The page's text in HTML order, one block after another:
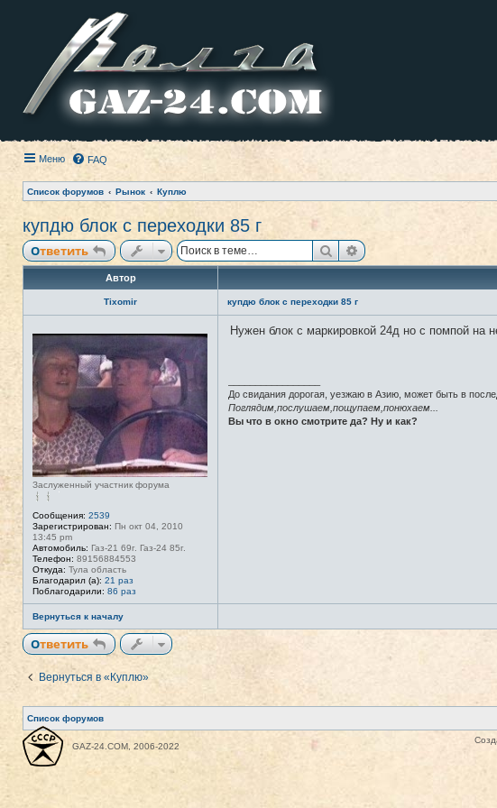
Меню FAQ
Список форумов Рынок Куплю
купдю блок с переходки 85 г
Ответить ПоискРасширенный поиск
Автор
Tixomir
Н
в
с
е
т
и
Заслуженный участник форума
Сообщения: 2539
Зарегистрирован: Пн окт 04, 2010
13:45 pm
Автомобиль: Газ-21 69г. Газ-24 85г.
Телефон: 89156884553
Откуда: Тула область
Благодарил (а): 21 раз
Поблагодарили: 86 раз
купдю блок с переходки 85 г
Нужен блок с маркировкой 24д но с помпой на
До свидания дорогая, уезжаю в Азию, может быть в
Поглядим,послушаем,пощупаем,понюхаем...
Вы что в окно смотрите да? Ну и как?
Вернуться к началу
Ответить
Вернуться в «Куплю»
Список форумов
GAZ-24.COM, 2006-2022